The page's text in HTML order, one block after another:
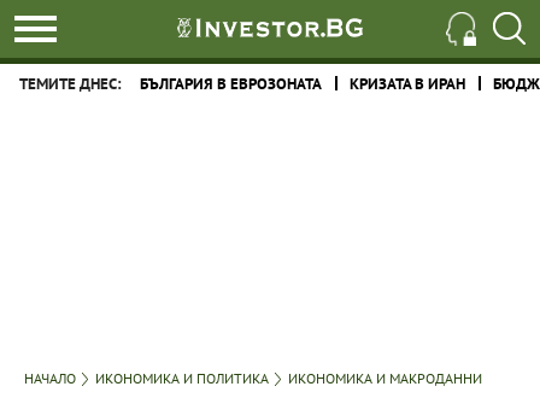
ТЕМИТЕ ДНЕС: БЪЛГАРИЯ В ЕВРОЗОНАТА КРИЗАТА В ИРАН
НАЧАЛО ИКОНОМИКА И ПОЛИТИКА ИКОНОМИКА И МАКРОДАННИ